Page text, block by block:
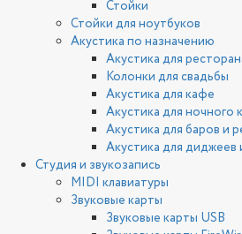
Стойки
Стойки для ноутбуков
Акустика по назначению
Акустика для
Колонки для свадьбы
Акустика для кафе
Акустика для ночного
Акустика для баров и
Акустика для
Студия и звукозапись
MIDI клавиатуры
Звуковые карты
Звуковые карты USB